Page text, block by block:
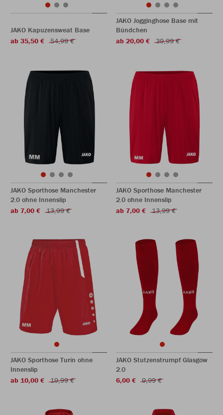
JAKO Kapuzensweat Base
ab 35,50 €
54,99 €
JAKO Jogginghose Base mit
Bündchen
ab 20,00 €
39,99 €
JAKO Sporthose Manchester
2.0 ohne Innenslip
ab 7,00 €
13,99 €
JAKO Sporthose Manchester
2.0 ohne Innenslip
ab 7,00 €
13,99 €
JAKO Sporthose Turin ohne
Innenslip
ab 10,00 €
19,99 €
JAKO Stutzenstrumpf Glasgow
2.0
6,00 €
9,99 €